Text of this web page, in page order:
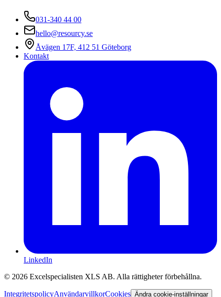
031-340 44 00
hello@resourcy.se
Åvägen 17F, 412 51 Göteborg
Kontakt
LinkedIn
© 2026 Excelspecialisten XLS AB. Alla rättigheter förbehållna.
IntegritetspolicyAnvändarvillkorCookies Ändra cookie-inställningar